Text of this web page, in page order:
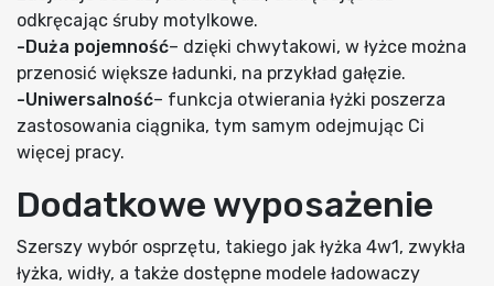
odkręcając śruby motylkowe.
-Duża pojemność– dzięki chwytakowi, w łyżce można
przenosić większe ładunki, na przykład gałęzie.
-Uniwersalność– funkcja otwierania łyżki poszerza
zastosowania ciągnika, tym samym odejmując Ci
więcej pracy.
Dodatkowe wyposażenie
Szerszy wybór osprzętu, takiego jak łyżka 4w1, zwykła
łyżka, widły, a także dostępne modele ładowaczy